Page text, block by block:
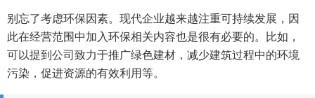
别忘了考虑环保因素。现代企业越来越注重可持续发展，因
此在经营范围中加入环保相关内容也是很有必要的。比如，
可以提到公司致力于推广绿色建材，减少建筑过程中的环境
污染，促进资源的有效利用等。